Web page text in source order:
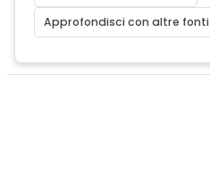
Approfondisci con altre fonti